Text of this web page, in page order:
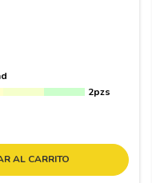
2pzs
AL CARRITO